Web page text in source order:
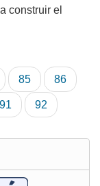
construir el
Pàgina
85 Pàgina
86
Pàgina
91
Pàgina
92